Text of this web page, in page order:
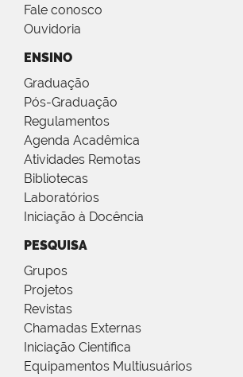
Fale conosco
Ouvidoria
ENSINO
Graduação
Pós-Graduação
Regulamentos
Agenda Acadêmica
Atividades Remotas
Bibliotecas
Laboratórios
Iniciação à Docência
PESQUISA
Grupos
Projetos
Revistas
Chamadas Externas
Iniciação Científica
Equipamentos Multiusuários